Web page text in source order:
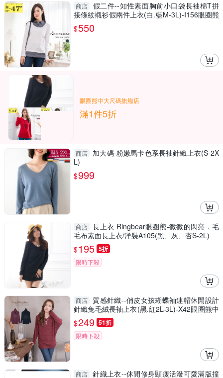
商店
假二件--知性素面胸前小口袋長袖棉T拼
接條紋襯衫假兩件上衣(白.藍M-3L)-I156眼圈熊
中大尺碼
$550
眼圈熊中大尺碼旗艦店
滿1件5折
商店
加大碼-粉嫩馬卡色系長袖針織上衣(S-2X
L)
$999
商店 長上衣 Ringbear眼圈熊-微微的閃亮．毛
毛布素面長上衣/洋裝A105(黑、灰、杏S-2L)
$195 5折
限時下殺
商店 質感針織--俏皮女孩蝴蝶袖連帽休閒設計
針織兔毛絨長袖上衣(黑.紅2L-3L)-X42眼圈熊中
大尺碼
$249 51折
限時下殺
商店 針織上衣--休閒修身顯瘦活潑可愛滿版撞